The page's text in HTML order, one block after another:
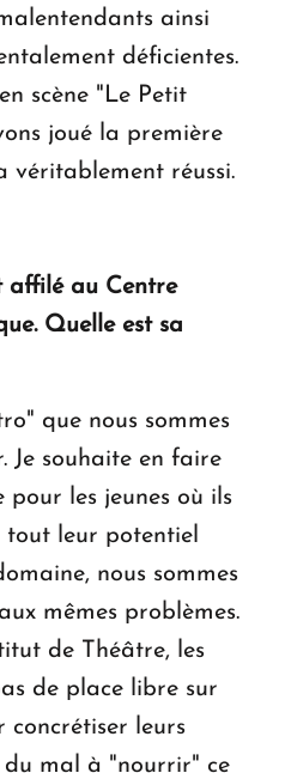
ainsi
déficientes.
scène "Le Petit
joué la première
véritablement réussi.
affilé au Centre
Quelle est sa
que nous sommes
Je souhaite en faire
les jeunes où ils
leur potentiel
nous sommes
mêmes problèmes.
de Théâtre, les
de place libre sur
concrétiser leurs
du mal à "nourrir" ce